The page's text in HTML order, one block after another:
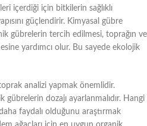
içerdiği için bitkilerin sağlıklı
güçlendirir. Kimyasal gübre
gübrelerin tercih edilmesi, toprağın ve
yardımcı olur. Bu sayede ekolojik
analizi yapmak önemlidir.
gübrelerin dozajı ayarlanmalıdır. Hangi
faydalı olduğunu araştırmak